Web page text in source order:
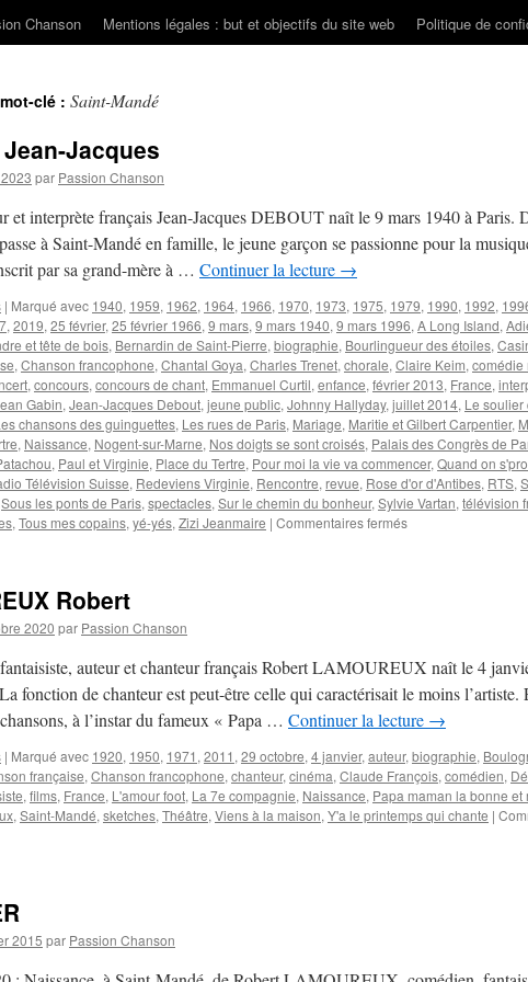
Chanson
Mentions légales : but et objectifs du site web Politique de
clé : Saint-Mandé
Jean-Jacques
par Passion Chanson
et interprète français Jean-Jacques DEBOUT naît le 9 mars 1940 à Paris.
à Saint-Mandé en famille, le jeune garçon se passionne pour la
par sa grand-mère à … Continuer la lecture →
| Marqué avec 1940, 1959, 1962, 1964, 1966, 1970, 1973, 1975, 1979, 1990, 1992,
, 2019, 25 février, 25 février 1966, 9 mars, 9 mars 1940, 9 mars 1996, A Long Island,
et tête de bois, Bernardin de Saint-Pierre, biographie, Bourlingueur des étoiles,
, Chanson francophone, Chantal Goya, Charles Trenet, chorale, Claire Keim, comédie
, concours, concours de chant, Emmanuel Curtil, enfance, février 2013, France,
Gabin, Jean-Jacques Debout, jeune public, Johnny Hallyday, juillet 2014, Le soulier
chansons des guinguettes, Les rues de Paris, Mariage, Maritie et Gilbert Carpentier,
, Naissance, Nogent-sur-Marne, Nos doigts se sont croisés, Palais des Congrès de
, Paul et Virginie, Place du Tertre, Pour moi la vie va commencer, Quand on
Télévision Suisse, Redeviens Virginie, Rencontre, revue, Rose d'or d'Antibes, RTS,
Sous les ponts de Paris, spectacles, Sur le chemin du bonheur, Sylvie Vartan, télévision
, Tous mes copains, yé-yés, Zizi Jeanmaire | Commentaires ferméssur
Robert
2020 par Passion Chanson
auteur et chanteur français Robert LAMOUREUX naît le 4
fonction de chanteur est peut-être celle qui caractérisait le moins l’artiste.
à l’instar du fameux « Papa … Continuer la lecture →
| Marqué avec 1920, 1950, 1971 , 2011 , 29 octobre, 4 janvier, auteur, biographie,
française, Chanson francophone, chanteur, cinéma, Claude François, comédien,
, films, France, L'amour foot, La 7e compagnie, Naissance, Papa maman la bonne et
, Saint-Mandé, sketches, Théâtre, Viens à la maison, Y'a le printemps qui chante |
2015 par Passion Chanson